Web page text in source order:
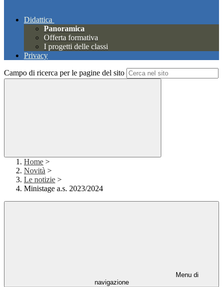
Didattica
Panoramica
Offerta formativa
I progetti delle classi
Privacy
Campo di ricerca per le pagine del sito
Home >
Novità >
Le notizie >
Ministage a.s. 2023/2024
Menu di
navigazione